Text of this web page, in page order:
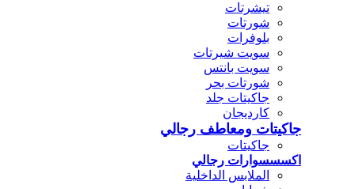
تيشرتات
شورتات
بلوفرات
سويت شيرتات
سويت بانتس
شورتات بحر
جاكيتات جلد
كارديجان
جاكيتات ومعاطف رجالي
جاكيتات
اكسسسوارات رجالي
الملابس الداخلية